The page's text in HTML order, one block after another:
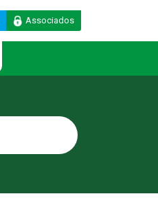
Associados